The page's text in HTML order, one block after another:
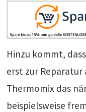
Hinzu kommt,
erst zur
Thermomix das
beispielsweise